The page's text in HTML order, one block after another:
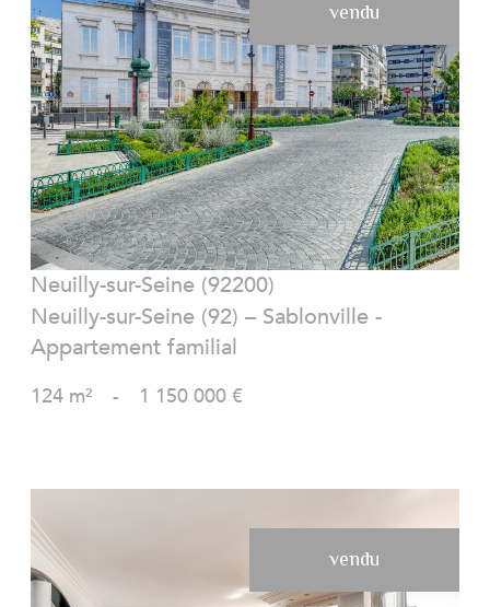
vendu
VOIR LE BIEN
Neuilly-sur-Seine (92200)
Neuilly-sur-Seine (92) – Sablonville -
Appartement familial
124 m² - 1 150 000 €
vendu